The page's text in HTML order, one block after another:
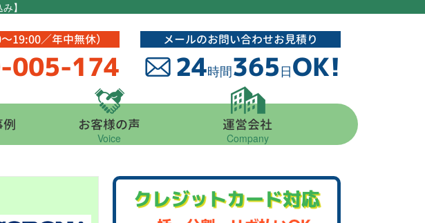
】
19:00／年中無休）
005-174
メールのお問い合わせお見積り
24時間365日OK!
お客様の声
Voice
運営会社
Company
クレジットカード対応